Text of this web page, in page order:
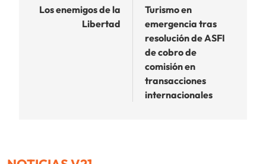
de
entradas
Los enemigos de la
Libertad
Turismo en
emergencia tras
resolución de ASFI
de cobro de
comisión en
transacciones
internacionales